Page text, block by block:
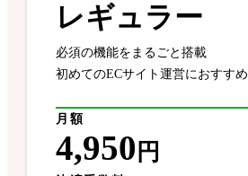
レギュラー
必須の機能をまるごと搭載
初めてのECサイト運営におすすめ
月額
4,950 円